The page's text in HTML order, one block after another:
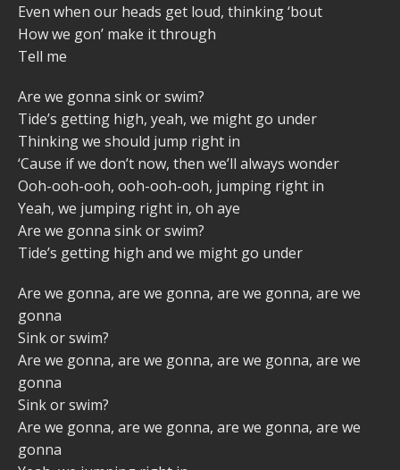
Even when our heads get loud, thinking ‘bout
How we gon’ make it through
Tell me
Are we gonna sink or swim?
Tide’s getting high, yeah, we might go under
Thinking we should jump right in
‘Cause if we don’t now, then we’ll always wonder
Ooh-ooh-ooh, ooh-ooh-ooh, jumping right in
Yeah, we jumping right in, oh aye
Are we gonna sink or swim?
Tide’s getting high and we might go under
Are we gonna, are we gonna, are we gonna, are we
gonna
Sink or swim?
Are we gonna, are we gonna, are we gonna, are we
gonna
Sink or swim?
Are we gonna, are we gonna, are we gonna, are we
gonna